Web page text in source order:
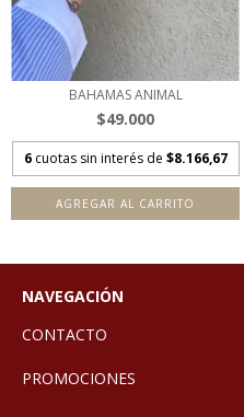
BAHAMAS ANIMAL
$49.000
6 cuotas sin interés de $8.166,67
AGREGAR AL CARRITO
NAVEGACIÓN
CONTACTO
PROMOCIONES